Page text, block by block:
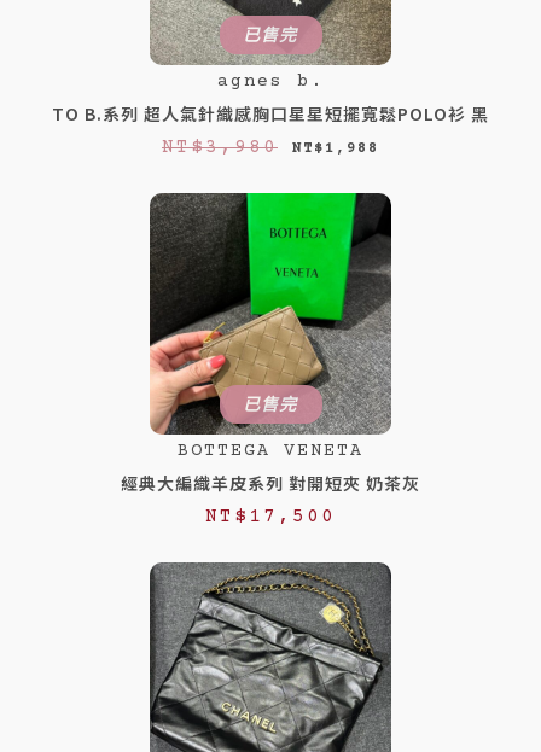
已售完
agnes b.
TO B.系列 超人氣針織感胸口星星短擺寬鬆POLO衫 黑
NT$3,980
原
：
N
T
$
3
,
9
0
。
NT$ 1,988
價
：
N
T
$
1
9
8
。
已售完
BOTTEGA VENETA
經典大編織羊皮系列 對開短夾 奶茶灰
NT$ 17,500